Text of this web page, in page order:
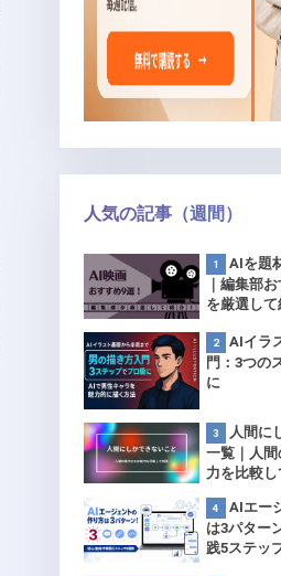
人気の記事（週間）
AIを題
｜編集部
を厳選して
AIイラ
門：3つの
に
人間に
一覧｜人
力を比較し
AIエー
は3パター
践5ステッ